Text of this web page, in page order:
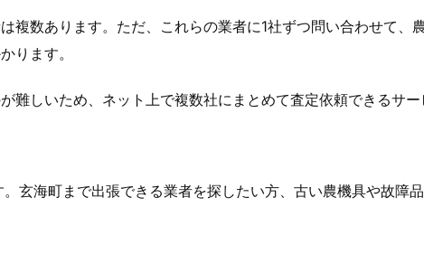
複数あります。ただ、これらの業者に1社ずつ問い合わせて、
ります。
しいため、ネット上で複数社にまとめて査定依頼できるサー
玄海町まで出張できる業者を探したい方、古い農機具や故障